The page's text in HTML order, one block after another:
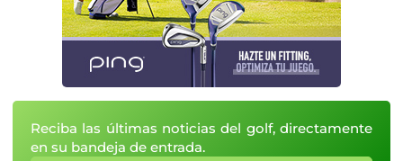
Reciba las últimas noticias del golf, directamente
en su bandeja de entrada.